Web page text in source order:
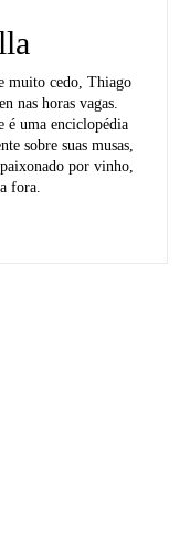
muito cedo, Thiago
nas horas vagas.
é uma enciclopédia
sobre suas musas,
por vinho,
fora.